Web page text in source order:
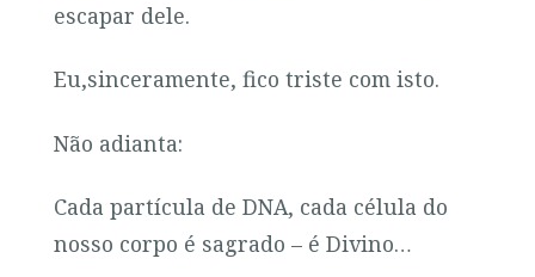
escapar dele.
Eu,sinceramente, fico triste com isto.
Não adianta:
Cada partícula de DNA, cada célula do
nosso corpo é sagrado – é Divino…